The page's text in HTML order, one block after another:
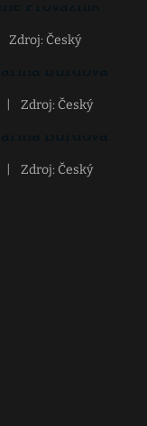
Zdroj: Český
Zdroj: Český
Zdroj: Český